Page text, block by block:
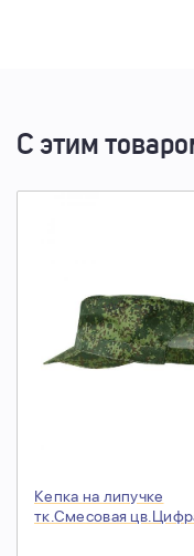
С этим
Кепка на липучке
тк.Смесовая